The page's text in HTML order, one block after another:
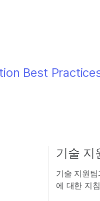
Best
기술 지
기술 지원
에 대한 지